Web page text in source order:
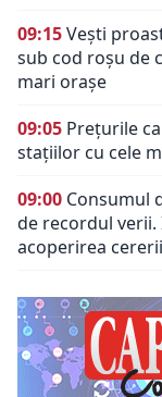
09:15Vești
sub cod roșu de
mari orașe
09:05 Prețurile
stațiilor cu cele
09:00 Consumul
de recordul
acoperirea cererii